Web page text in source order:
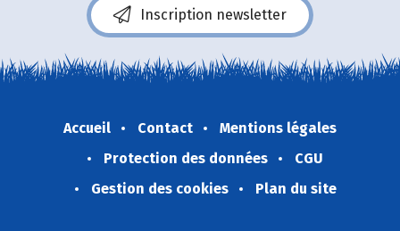
Inscription newsletter
Accueil Contact
Mentions légales
Protection des données
CGU
Gestion des cookies
Plan du site